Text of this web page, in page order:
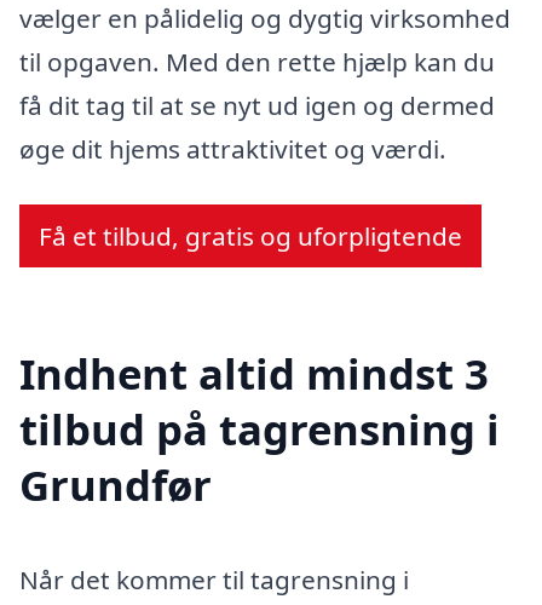
vælger en pålidelig og dygtig virksomhed
til opgaven. Med den rette hjælp kan du
få dit tag til at se nyt ud igen og dermed
øge dit hjems attraktivitet og værdi.
Få et tilbud, gratis og uforpligtende
Indhent altid mindst 3
tilbud på tagrensning i
Grundfør
Når det kommer til tagrensning i